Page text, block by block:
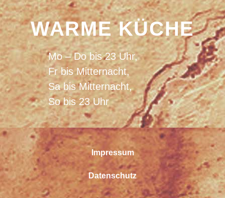
WARME KÜCHE
Mo – Do bis 23 Uhr,
Fr bis Mitternacht,
Sa bis Mitternacht,
So bis 23 Uhr
Impressum
Datenschutz